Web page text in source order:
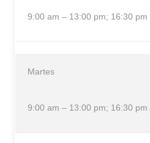
9:00 am – 13:00 pm; 16:30 pm
Martes
9:00 am – 13:00 pm; 16:30 pm